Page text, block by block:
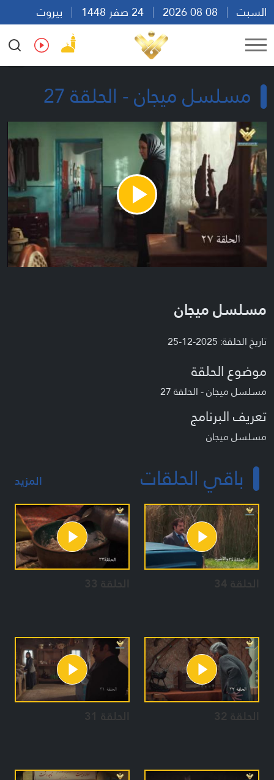
السبت
بيروت
12:08
Ar En Fr Es
مسلسل ميجان - الحلقة 27
Play
Video
مسلسل ميجان
تاريخ الحلقة: 2025-12-25
موضوع الحلقة
مسلسل ميجان - الحلقة 27
تعريف البرنامج
مسلسل ميجان
باقي الحلقات المزيد
الحلقة 34 الحلقة 33
الحلقة 32 الحلقة 31